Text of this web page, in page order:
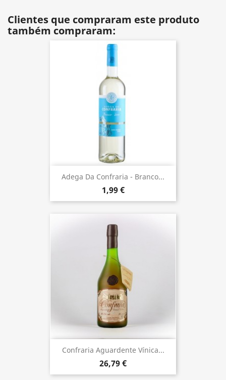
Clientes que compraram este produto
também compraram:
Adega Da Confraria - Branco...
1,99 €
Confraria Aguardente Vínica...
26,79 €